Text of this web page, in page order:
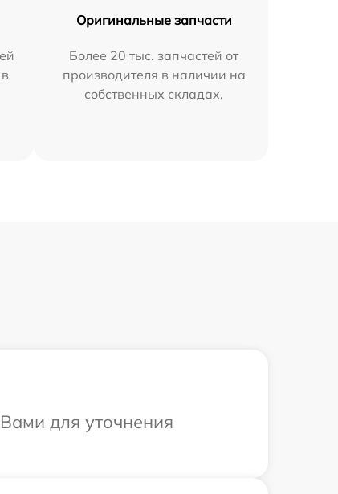
Оригинальные запчасти
Более 20 тыс. запчастей от
производителя в наличии на
собственных складах.
для уточнения